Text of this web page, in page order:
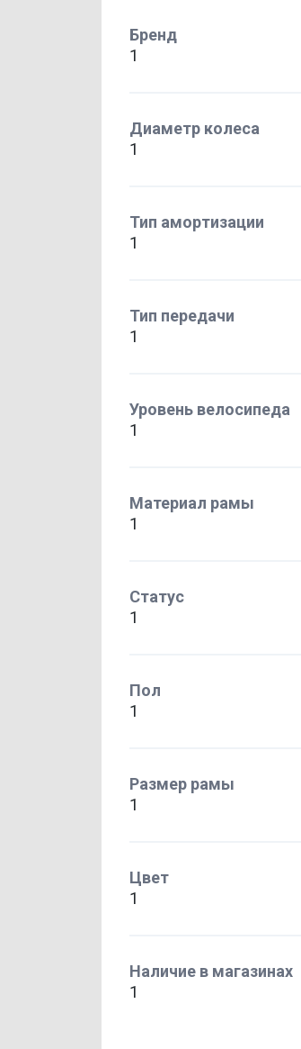
Бренд
1
Диаметр колеса
1
Тип амортизации
1
Тип передачи
1
Уровень велосипеда
1
Материал рамы
1
Статус
1
Пол
1
Размер рамы
1
Цвет
1
Наличие в магазинах
1